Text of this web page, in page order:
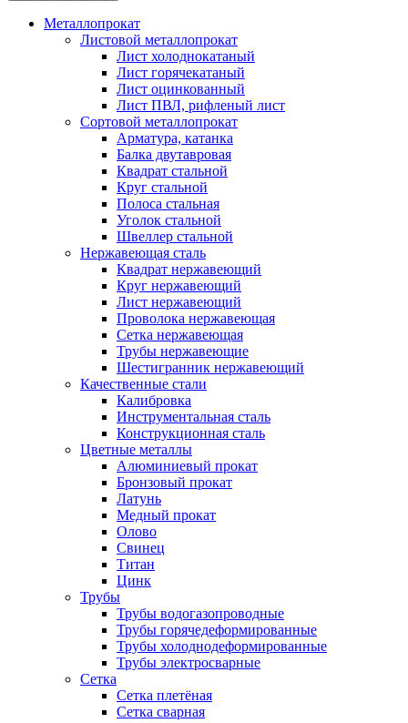
Металлопрокат
Листовой металлопрокат
Лист холоднокатаный
Лист горячекатаный
Лист оцинкованный
Лист ПВЛ, рифленый лист
Сортовой металлопрокат
Арматура, катанка
Балка двутавровая
Квадрат стальной
Круг стальной
Полоса стальная
Уголок стальной
Швеллер стальной
Нержавеющая сталь
Квадрат нержавеющий
Круг нержавеющий
Лист нержавеющий
Проволока нержавеющая
Сетка нержавеющая
Трубы нержавеющие
Шестигранник нержавеющий
Качественные стали
Калибровка
Инструментальная сталь
Конструкционная сталь
Цветные металлы
Алюминиевый прокат
Бронзовый прокат
Латунь
Медный прокат
Олово
Свинец
Титан
Цинк
Трубы
Трубы водогазопроводные
Трубы горячедеформированные
Трубы холоднодеформированные
Трубы электросварные
Сетка
Сетка плетёная
Сетка сварная